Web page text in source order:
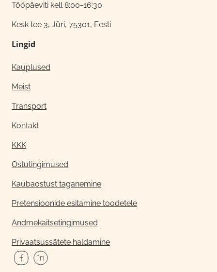
Tööpäeviti kell 8:00-16:30
Kesk tee 3, Jüri, 75301, Eesti
Lingid
Kauplused
Meist
Transport
Kontakt
KKK
Ostutingimused
Kaubaostust taganemine
Pretensioonide esitamine toodetele
Andmekaitsetingimused
Privaatsussätete haldamine